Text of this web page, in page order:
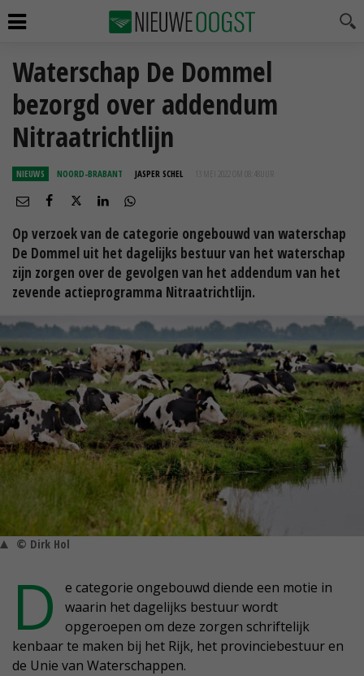
Waterschap De Dommel
bezorgd over addendum
Nitraatrichtlijn
NIEUWS NOORD-BRABANT JASPER SCHEL 13 MEI 2022 OM 08:48
Op verzoek van de categorie ongebouwd van waterschap
De Dommel uit het dagelijks bestuur van het waterschap
zijn zorgen over de gevolgen van het addendum van het
zevende actieprogramma Nitraatrichtlijn.
© Dirk Hol
D
e categorie ongebouwd diende een motie in
waarin het dagelijks bestuur wordt
opgeroepen om deze zorgen schriftelijk
kenbaar te maken bij het Rijk, het provinciebestuur en
de Unie van Waterschappen.